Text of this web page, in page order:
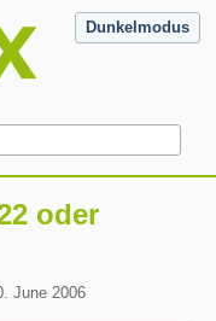
Dunkelmodus
oder
June 2006